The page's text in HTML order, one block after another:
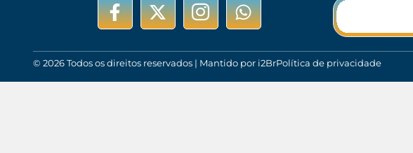
© 2026 Todos os direitos reservados | Mantido por i2BrPolítica de privacidade